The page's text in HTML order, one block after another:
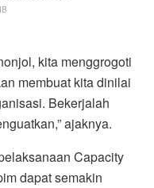
kita menggrogoti
membuat kita dinilai
Bekerjalah
ajaknya.
Capacity
dapat semakin